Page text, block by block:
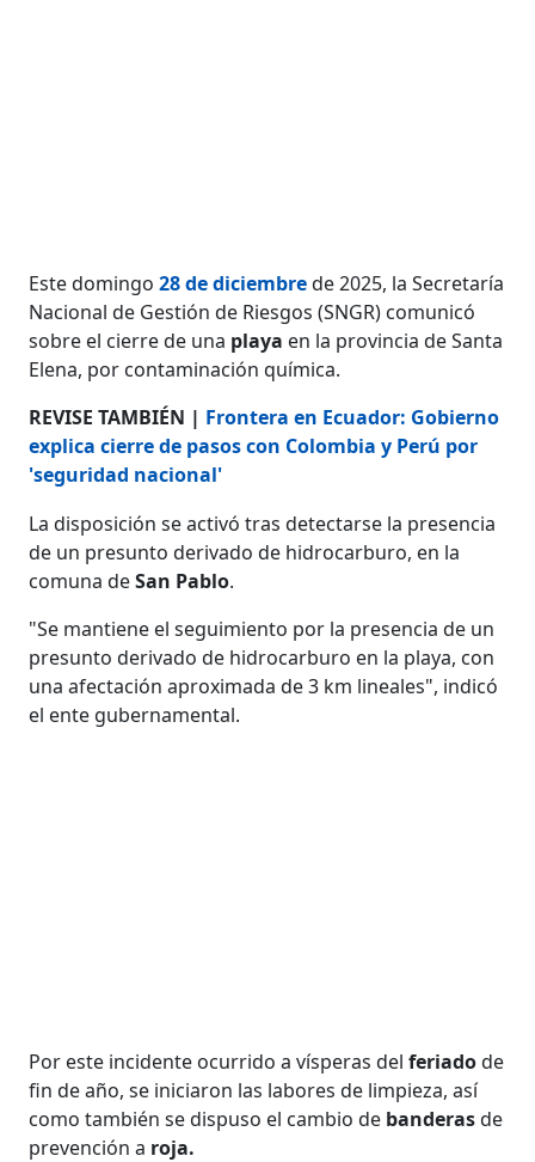
Este domingo28 de diciembrede 2025, la Secretaría
Nacional de Gestión de Riesgos (SNGR) comunicó
sobre el cierre de una playa en la provincia de Santa
Elena, por contaminación química.
REVISE TAMBIÉN | Frontera en Ecuador: Gobierno
explica cierre de pasos con Colombia y Perú por
'seguridad nacional'
La disposición se activó tras detectarse la presencia
de un presunto derivado de hidrocarburo, en la
comuna deSan Pablo.
"Se mantiene el seguimiento por la presencia de un
presunto derivado de hidrocarburo en la playa, con
una afectación aproximada de 3 km lineales", indicó
el ente gubernamental.
Por este incidente ocurrido a vísperas delferiadode
fin de año, se iniciaron las labores de limpieza, así
como también se dispuso el cambio de banderasde
prevención a roja.